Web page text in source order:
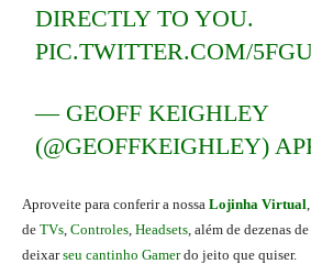
DIRECTLY TO YOU.
PIC.TWITTER.COM/
— GEOFF KEIGHLEY
(@GEOFFKEIGHLEY)
Aproveite para conferir a nossa Lojinha Virtual
de TVs, Controles, Headsets, além de dezenas
deixarseu cantinho Gamerdo jeito que quiser.